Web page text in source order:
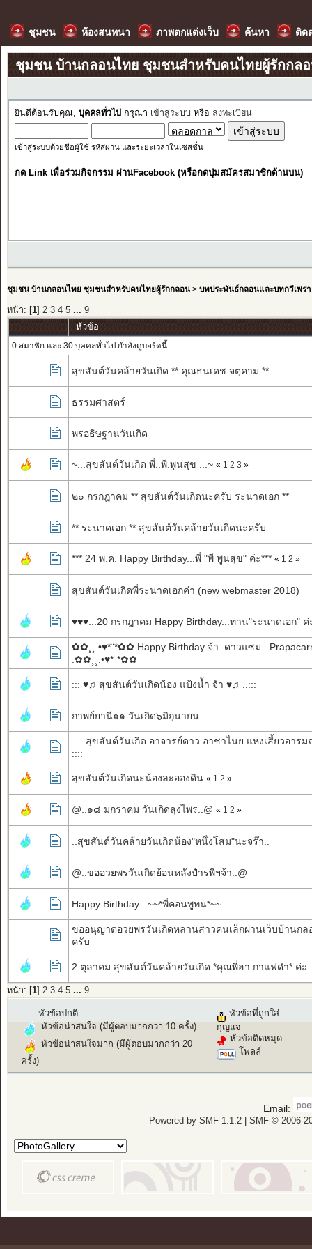
ชุมชน ห้องสนทนา ภาพตกแต่งเว็บ ค้นหา ติด
ชุมชน บ้านกลอนไทย ชุมชนสำหรับคนไทยผู้รักกล
ยินดีต้อนรับคุณ, บุคคลทั่วไป กรุณา เข้าสู่ระบบ หรือ ลงทะเบียน
เข้าสู่ระบบด้วยชื่อผู้ใช้ รหัสผ่าน และระยะเวลาในเซสชั่น
กด Link เพื่อร่วมกิจกรรม ผ่านFacebook (หรือกดปุ่มสมัครสมาชิกด้านบน)
ชุมชน บ้านกลอนไทย ชุมชนสำหรับคนไทยผู้รักกลอน> บทประพันธ์กลอนและบทกวีเพรา
หน้า: [ 1] 2 3 4 5 ... 9
หัวข้อ
0 สมาชิก และ 30 บุคคลทั่วไป กำลังดูบอร์ดนี้
สุขสันต์วันคล้ายวันเกิด ** คุณธนเดช จตุคาม **
ธรรมศาสตร์
พรอธิษฐานวันเกิด
~...สุขสันต์วันเกิด พี่..พี.พูนสุข ...~ « 1 2 3 »
๒๐ กรกฎาคม ** สุขสันต์วันเกิดนะครับ ระนาดเอก **
** ระนาดเอก ** สุขสันต์วันคล้ายวันเกิดนะครับ
*** 24 พ.ค. Happy Birthday...พี่ "พี พูนสุข" ค่ะ*** « 1 2 »
สุขสันต์วันเกิดพี่ระนาดเอกค่า (new webmaster 2018)
♥♥♥...20 กรกฎาคม Happy Birthday...ท่าน"ระนาดเอก" ค่
✿✿¸¸.•♥*¨*✿✿ Happy Birthday จ้า..ดาวแซม..
.✿✿¸¸.•♥*¨*✿✿
::: ♥♫ สุขสันต์วันเกิดน้อง แป้งน้ำ จ้า ♥♫ ..:::
กาพย์ยานี๑๑ วันเกิด๖มิถุนายน
:::: สุขสันต์วันเกิด อาจารย์ดาว อาชาไนย แห่งเสี้ยวอาร
::::
สุขสันต์วันเกิดนะน้องละอองดิน « 1 2 »
@..๑๘ มกราคม วันเกิดลุงไพร..@ « 1 2 »
..สุขสันต์วันคล้ายวันเกิดน้อง"หนึ่งโสม"นะจร๊า..
@..ขออวยพรวันเกิดย้อนหลังป๋ารพีฯจ้า..@
Happy Birthday ..~~*พี่คอนพูทน*~~
ขออนุญาตอวยพรวันเกิดหลานสาวคนเล็กผ่านเว็บบ้านกล
ครับ
2 ตุลาคม สุขสันต์วันคล้ายวันเกิด *คุณพี่ฮา กาแฟดำ* ค่ะ
หน้า: [ 1] 2 3 4 5 ... 9
หัวข้อปกติ
หัวข้อน่าสนใจ (มีผู้ตอบมากกว่า 10 ครั้ง)
หัวข้อน่าสนใจมาก (มีผู้ตอบมากกว่า 20
ครั้ง)
หัวข้อที่ถูกใส่
กุญแจ
หัวข้อติดหมุด
โพลล์
Email:
Powered by SMF 1.1.2| SMF © 2006-